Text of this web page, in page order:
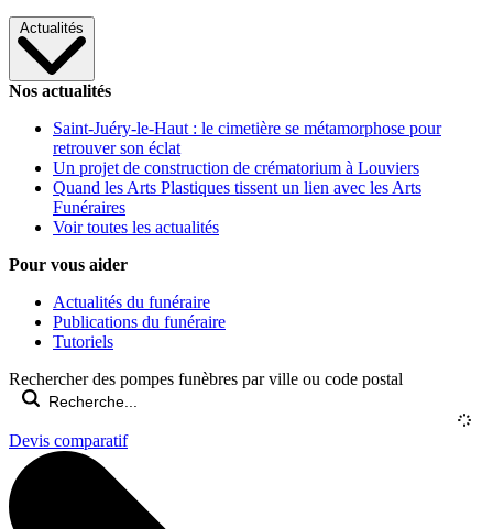
Actualités
Nos actualités
Saint-Juéry-le-Haut : le cimetière se métamorphose pour
retrouver son éclat
Un projet de construction de crématorium à Louviers
Quand les Arts Plastiques tissent un lien avec les Arts
Funéraires
Voir toutes les actualités
Pour vous aider
Actualités du funéraire
Publications du funéraire
Tutoriels
Rechercher des pompes funèbres par ville ou code postal
Devis comparatif